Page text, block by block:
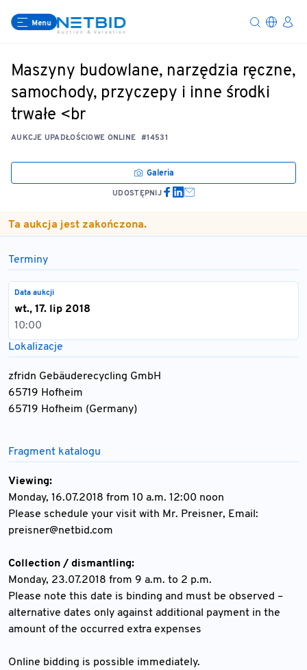
Menu
Maszyny budowlane, narzędzia ręczne,
samochody, przyczepy i inne środki
trwałe <br
AUKCJE UPADŁOŚCIOWE ONLINE #14531
Galeria
UDOSTĘPNIJ
Ta aukcja jest zakończona.
Terminy
Data aukcji
wt., 17. lip 2018
10:00
Lokalizacje
zfridn Gebäuderecycling GmbH
65719 Hofheim
65719 Hofheim (Germany)
Fragment katalogu
Viewing:
Monday, 16.07.2018 from 10 a.m. 12:00 noon
Please schedule your visit with Mr. Preisner, Email:
preisner@netbid.com
Collection / dismantling:
Monday, 23.07.2018 from 9 a.m. to 2 p.m.
Please note this date is binding and must be observed –
alternative dates only against additional payment in the
amount of the occurred extra expenses
Online bidding is possible immediately.